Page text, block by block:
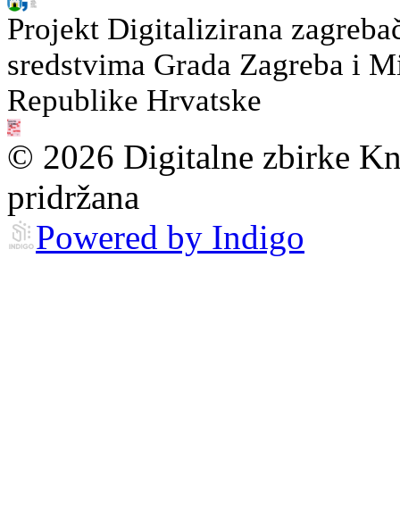
Projekt Digitalizirana
sredstvima Grada Zagreba i
Republike Hrvatske
© 2026 Digitalne zbirke
pridržana
Powered by Indigo